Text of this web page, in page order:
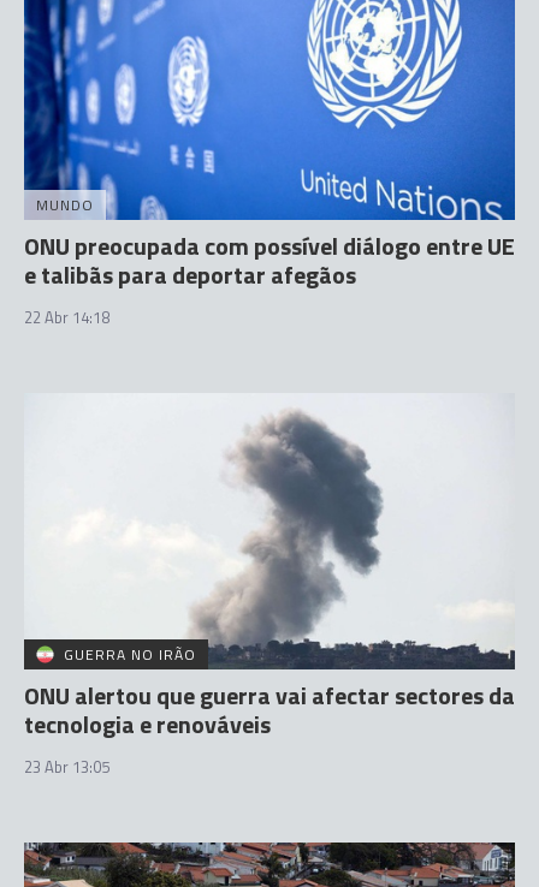
MUNDO
ONU preocupada com possível diálogo entre UE
e talibãs para deportar afegãos
22 Abr 14:18
GUERRA NO IRÃO
ONU alertou que guerra vai afectar sectores da
tecnologia e renováveis
23 Abr 13:05